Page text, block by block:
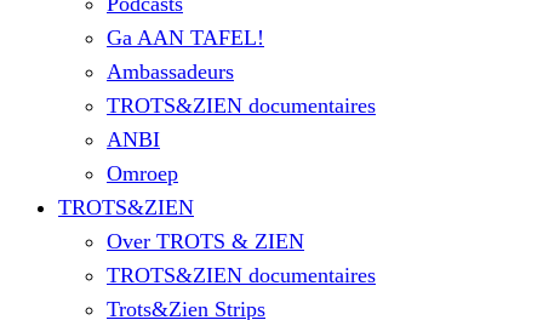
Ga AAN TAFEL!
Ambassadeurs
TROTS&ZIEN documentaires
ANBI
Omroep
TROTS&ZIEN
Over TROTS & ZIEN
TROTS&ZIEN documentaires
Trots&Zien Strips